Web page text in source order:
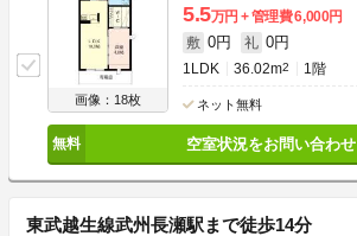
画像：18枚
5.5万円 管理費6,000円
敷 0円 礼 0円
1LDK 36.02m2 1階
ネット無料
空室状況をお問い合わせ
東武越生線武州長瀬駅まで徒歩14分